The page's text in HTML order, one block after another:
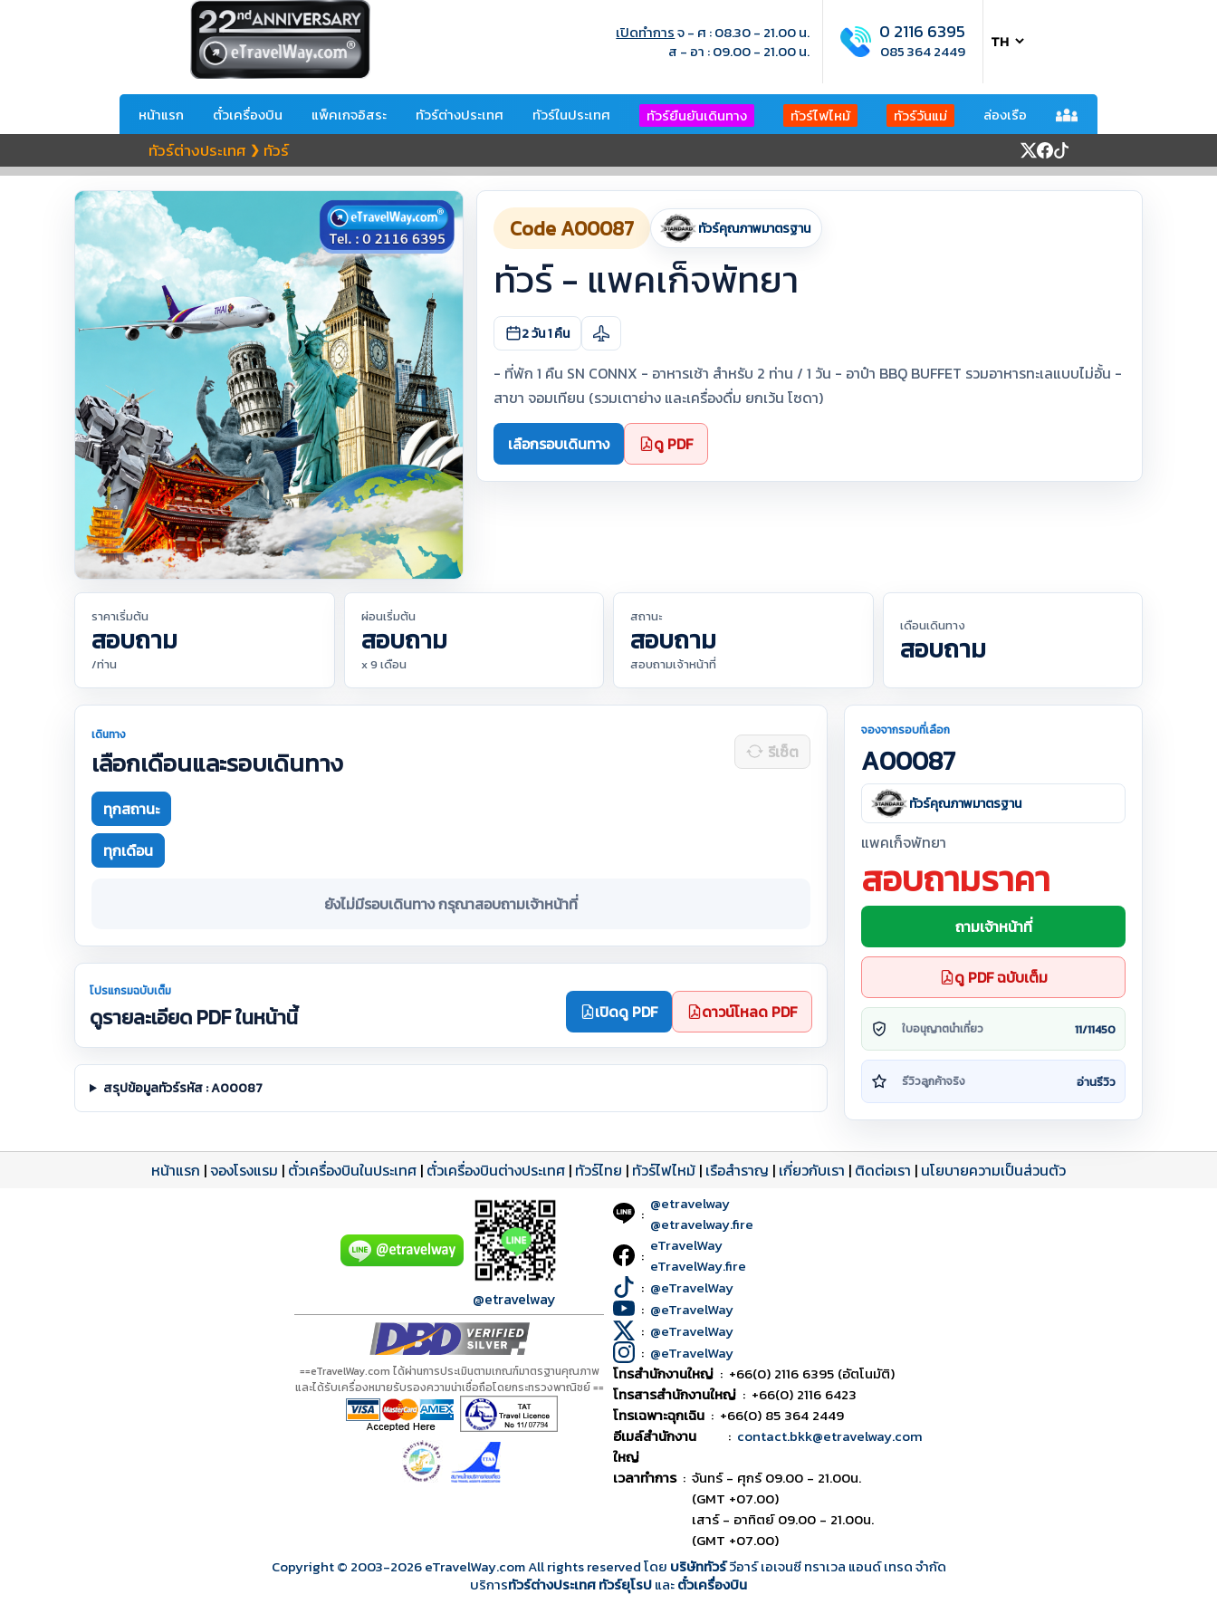
เปิดทำการจ - ศ : 08.30 - 21.00 น.
ส - อา : 09.00 - 21.00 น.
0 2116 6395
085 364 2449
หน้าแรก ตั๋วเครื่องบิน แพ็คเกจอิสระ ทัวร์ต่างประเทศ ทัวร์ในประเทศ ทัวร์ยืนยันเดินทาง ทัวร์ไฟไหม้ ทัวร์วันแม่ ล่องเรือ
ทัวร์ต่างประเทศ ❯ ทัวร์
Code A00087 ทัวร์คุณภาพมาตรฐาน
ทัวร์ - แพคเก็จพัทยา
2 วัน 1 คืน
- ที่พัก 1 คืน SN CONNX - อาหารเช้า สำหรับ 2 ท่าน / 1 วัน - อาป๋า BBQ BUFFET รวมอาหารทะเลแบบไม่อั้น -
สาขา จอมเทียน (รวมเตาย่าง และเครื่องดื่ม ยกเว้น โซดา)
เลือกรอบเดินทาง ดู PDF
ราคาเริ่มต้น
สอบถาม
/ท่าน
ผ่อนเริ่มต้น
สอบถาม
x 9 เดือน
สถานะ
สอบถาม
สอบถามเจ้าหน้าที่
เดือนเดินทาง
สอบถาม
เดินทาง
เลือกเดือนและรอบเดินทาง รีเซ็ต
ทุกสถานะ
ทุกเดือน
ยังไม่มีรอบเดินทาง กรุณาสอบถามเจ้าหน้าที่
โปรแกรมฉบับเต็ม
ดูรายละเอียด PDF ในหน้านี้ เปิดดู PDF ดาวน์โหลด PDF
สรุปข้อมูลทัวร์รหัส : A00087
จองจากรอบที่เลือก
A00087
ทัวร์คุณภาพมาตรฐาน
แพคเก็จพัทยา
สอบถามราคา
ถามเจ้าหน้าที่
ดู PDF ฉบับเต็ม
ใบอนุญาตนำเที่ยว 11/11450
รีวิวลูกค้าจริง อ่านรีวิว
หน้าแรก |จองโรงแรม | ตั๋วเครื่องบินในประเทศ | ตั๋วเครื่องบินต่างประเทศ | ทัวร์ไทย | ทัวร์ไฟไหม้ | เรือสำราญ | เกี่ยวกับเรา | ติดต่อเรา | นโยบายความเป็นส่วนตัว
@etravelway
==eTravelWay.com ได้ผ่านการประเมินตามเกณฑ์มาตรฐานคุณภาพ
และได้รับเครื่องหมายรับรองความน่าเชื่อถือโดยกระทรวงพาณิชย์ ==
: @etravelway
@etravelway.fire
: eTravelWay
eTravelWay.fire
: @eTravelWay
: @eTravelWay
: @eTravelWay
: @eTravelWay
โทรสำนักงานใหญ่ : +66(0) 2116 6395 (อัตโนมัติ)
โทรสารสำนักงานใหญ่ : +66(0) 2116 6423
โทรเฉพาะฉุกเฉิน : +66(0) 85 364 2449
อีเมล์สำนักงาน
ใหญ่
: contact.bkk@etravelway.com
เวลาทำการ : จันทร์ - ศุกร์ 09.00 - 21.00น.
(GMT +07.00)
เสาร์ - อาทิตย์ 09.00 - 21.00น.
(GMT +07.00)
Copyright © 2003-2026eTravelWay.com All rights reserved โดย บริษัททัวร์วีอาร์ เอเจนซี ทราเวล แอนด์ เทรด จำกัด
บริการทัวร์ต่างประเทศทัวร์ยุโรปและตั๋วเครื่องบิน